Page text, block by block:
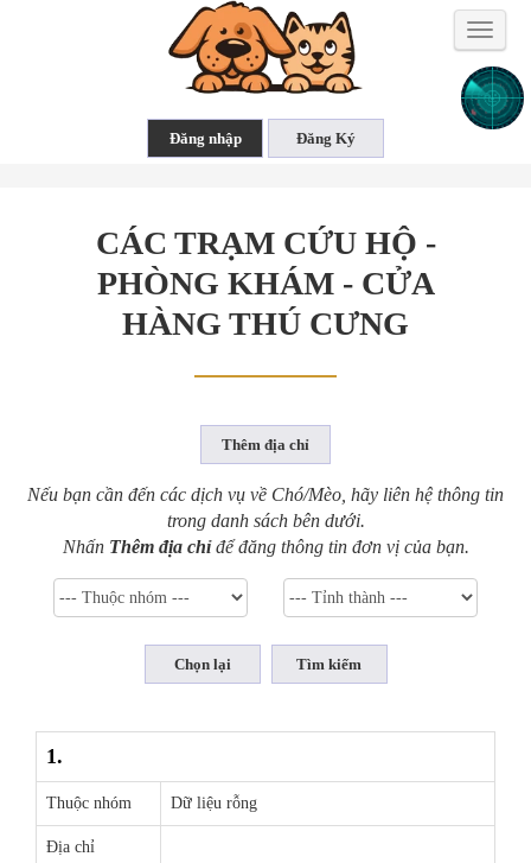
Toggle
CÁC TRẠM CỨU HỘ -
PHÒNG KHÁM - CỬA
HÀNG THÚ CƯNG
Nếu bạn cần đến các dịch vụ về Chó/Mèo, hãy liên hệ thông tin
trong danh sách bên dưới.
Nhấn Thêm địa chỉđể đăng thông tin đơn vị của bạn.
1.
Thuộc nhóm Dữ liệu rỗng
Địa chỉ